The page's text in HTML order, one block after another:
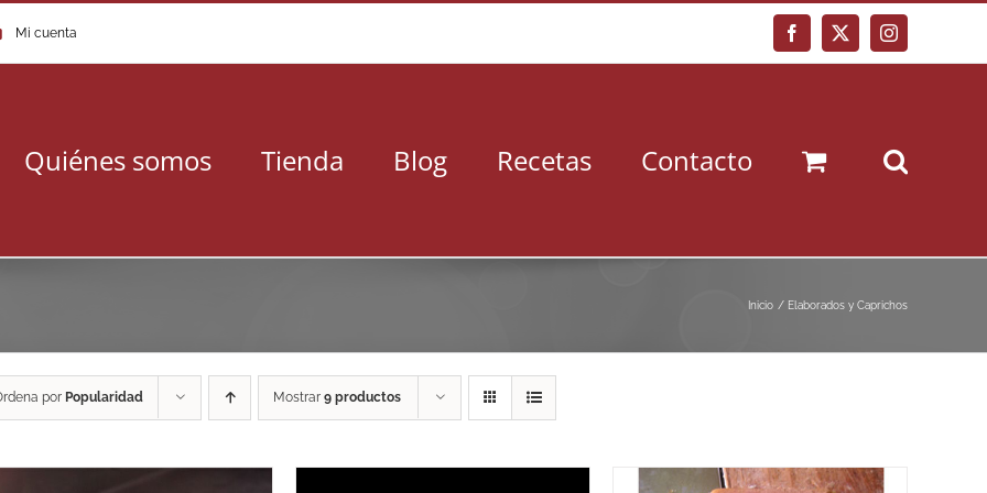
Mi cuenta Facebook
X Instagram
Quiénes somos Tienda Blog Recetas Contacto
Inicio Elaborados y Caprichos
por Popularidad Mostrar 9 productos